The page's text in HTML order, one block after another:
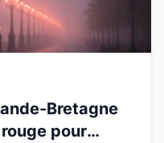
Bretagne
pour